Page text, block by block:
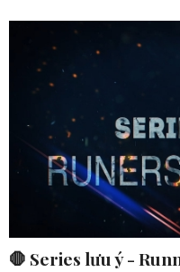
🛑 Series lưu ý -